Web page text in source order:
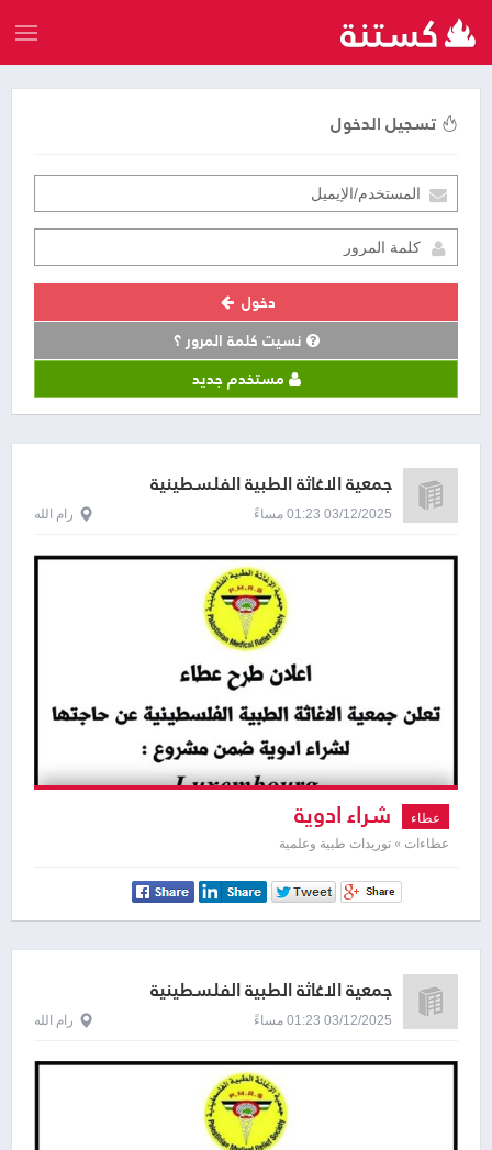
تسجيل الدخول
دخول
نسيت كلمة المرور ؟
مستخدم جديد
جمعية الاغاثة الطبية الفلسطينية
03/12/2025 01:23 مساءً رام الله
عطاء شراء ادوية
عطاءات » توريدات طبية وعلمية
جمعية الاغاثة الطبية الفلسطينية
03/12/2025 01:23 مساءً رام الله